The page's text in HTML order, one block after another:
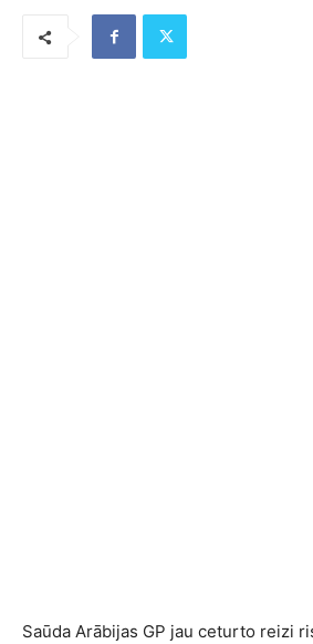
Saūda Arābijas GP jau ceturto reizi